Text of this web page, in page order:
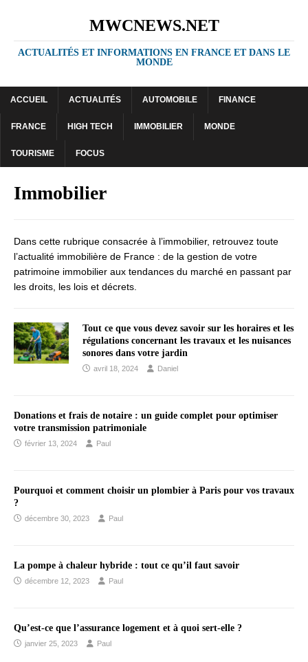
MWCNEWS.NET
ACTUALITÉS ET INFORMATIONS EN FRANCE ET DANS LE
MONDE
ACCUEIL ACTUALITÉS AUTOMOBILE FINANCE
FRANCE HIGH TECH IMMOBILIER MONDE
TOURISME FOCUS
Immobilier
Dans cette rubrique consacrée à l’immobilier, retrouvez toute
l’actualité immobilière de France : de la gestion de votre
patrimoine immobilier aux tendances du marché en passant par
les droits, les lois et décrets.
Tout ce que vous devez savoir sur les horaires et les
régulations concernant les travaux et les nuisances
sonores dans votre jardin
avril 18, 2024 Daniel
Donations et frais de notaire : un guide complet pour optimiser
votre transmission patrimoniale
février 13, 2024 Paul
Pourquoi et comment choisir un plombier à Paris pour vos travaux
?
décembre 30, 2023 Paul
La pompe à chaleur hybride : tout ce qu’il faut savoir
décembre 12, 2023 Paul
Qu’est-ce que l’assurance logement et à quoi sert-elle ?
janvier 25, 2023 Paul